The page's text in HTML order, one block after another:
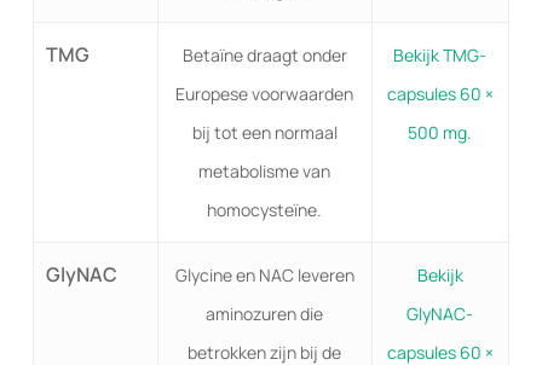
TMG
Betaïne draagt onder
Europese voorwaarden
bij tot een normaal
metabolisme van
homocysteïne.
Bekijk TMG-
capsules 60 ×
500 mg.
GlyNAC
Glycine en NAC leveren
aminozuren die
betrokken zijn bij de
Bekijk
GlyNAC-
capsules 60 ×